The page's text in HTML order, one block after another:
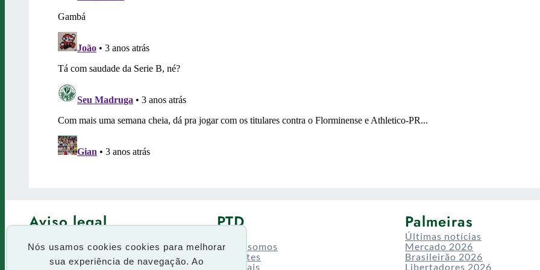
Nós usamos cookies cookies para melhorar
sua experiência de navegação. Ao
Aviso legal
Termos de uso
PTD
Quem somos
Enquetes
Especiais
Palmeiras
Últimas notícias
Mercado 2026
Brasileirão 2026
Libertadores 2026